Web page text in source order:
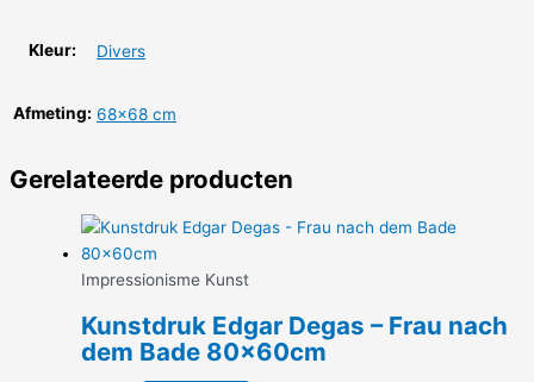
Kleur: Divers
Afmeting: 68×68 cm
Gerelateerde producten
Impressionisme Kunst
Kunstdruk Edgar Degas – Frau nach
dem Bade 80x60cm